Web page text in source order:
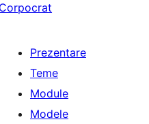
Corpocrat
Prezentare
Teme
Module
Modele